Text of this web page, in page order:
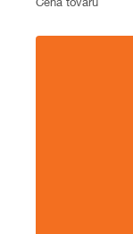
Zhrnutie